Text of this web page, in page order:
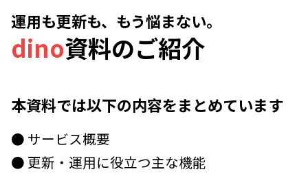
運用も更新も、もう悩まない。
dino資料のご紹介
本資料では以下の内容をまとめています
● サービス概要
● 更新・運用に役立つ主な機能